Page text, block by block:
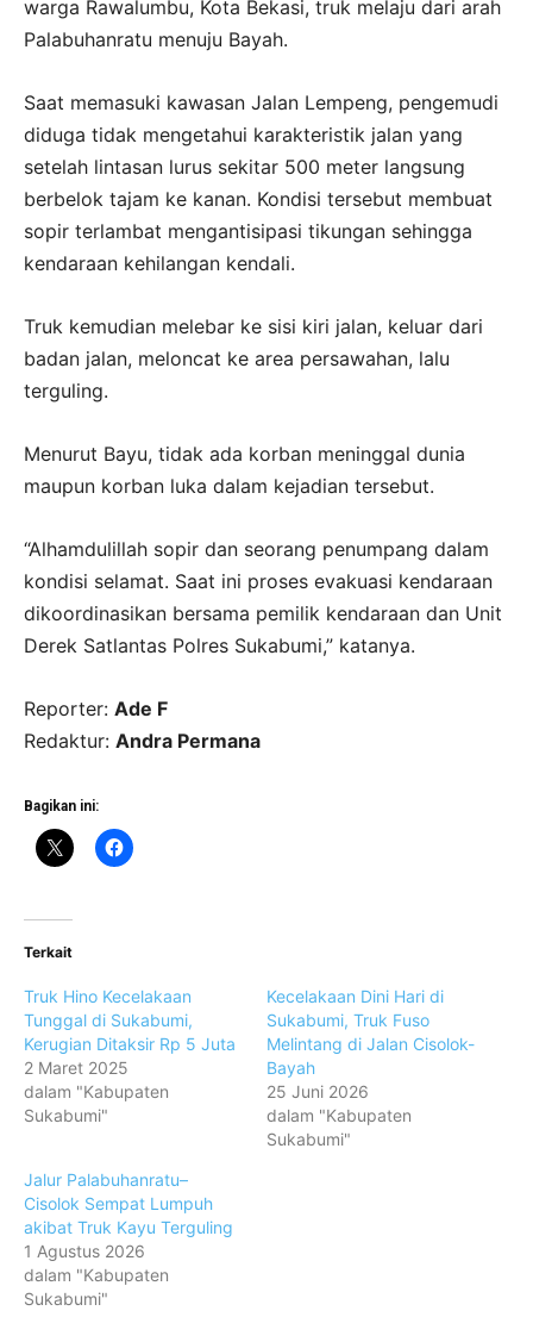
warga Rawalumbu, Kota Bekasi, truk melaju dari arah
Palabuhanratu menuju Bayah.
Saat memasuki kawasan Jalan Lempeng, pengemudi
diduga tidak mengetahui karakteristik jalan yang
setelah lintasan lurus sekitar 500 meter langsung
berbelok tajam ke kanan. Kondisi tersebut membuat
sopir terlambat mengantisipasi tikungan sehingga
kendaraan kehilangan kendali.
Truk kemudian melebar ke sisi kiri jalan, keluar dari
badan jalan, meloncat ke area persawahan, lalu
terguling.
Menurut Bayu, tidak ada korban meninggal dunia
maupun korban luka dalam kejadian tersebut.
“Alhamdulillah sopir dan seorang penumpang dalam
kondisi selamat. Saat ini proses evakuasi kendaraan
dikoordinasikan bersama pemilik kendaraan dan Unit
Derek Satlantas Polres Sukabumi,” katanya.
Reporter: Ade F
Redaktur: Andra Permana
Bagikan ini:
Terkait
Truk Hino Kecelakaan
Tunggal di Sukabumi,
Kerugian Ditaksir Rp 5 Juta
2 Maret 2025
dalam "Kabupaten
Sukabumi"
Kecelakaan Dini Hari di
Sukabumi, Truk Fuso
Melintang di Jalan Cisolok-
Bayah
25 Juni 2026
dalam "Kabupaten
Sukabumi"
Jalur Palabuhanratu–
Cisolok Sempat Lumpuh
akibat Truk Kayu Terguling
1 Agustus 2026
dalam "Kabupaten
Sukabumi"